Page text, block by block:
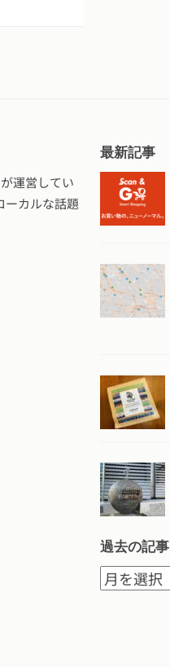
運営してい
ーカルな話題
最新記事
過去の記事
過